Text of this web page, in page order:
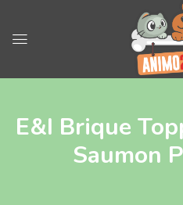
E&I Brique
Saumon